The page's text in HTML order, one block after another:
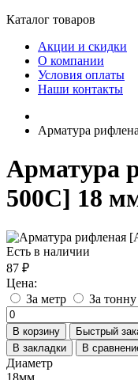
Каталог товаров
Акции и скидки
О компании
Условия оплаты
Наши контакты
Арматура
Арматура
500С] 18
Есть в наличии
87 ₽
Цена:
За метр
За тонну
В корзину
Быстрый
В закладки
В
Диаметр
18мм